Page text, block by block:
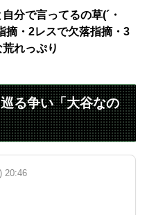
分で言ってるの草(´・
摘・2レスで欠落指摘・3
れっぷり
る争い「大谷なの
20:46